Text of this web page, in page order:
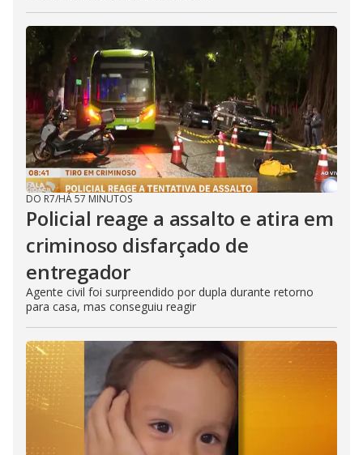
DO R7/HÁ 57 MINUTOS
Policial reage a assalto e atira em
criminoso disfarçado de
entregador
Agente civil foi surpreendido por dupla durante retorno
para casa, mas conseguiu reagir